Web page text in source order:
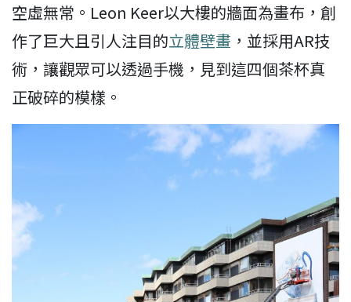
空虛無常。Leon Keer以大樓的牆面為畫布，創
作了巨大且引人注目的立體壁畫 ，並採用AR技
術，讓觀眾可以透過手機，見到這四個茶杯真
正破碎的模樣。